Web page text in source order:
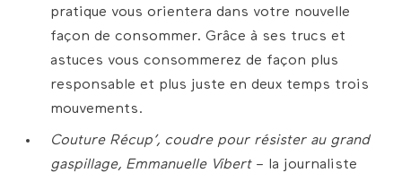
pratique vous orientera dans votre nouvelle
façon de consommer. Grâce à ses trucs et
astuces vous consommerez de façon plus
responsable et plus juste en deux temps trois
mouvements.
Couture Récup’, coudre pour résister au grand
gaspillage​, Emmanuelle Vibert– la journaliste